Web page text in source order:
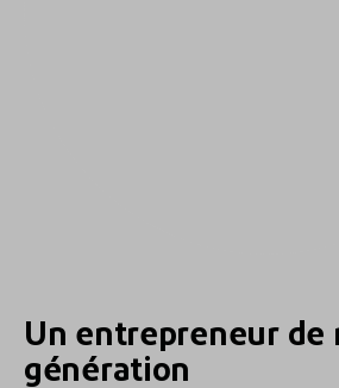
Un entrepreneur de
génération